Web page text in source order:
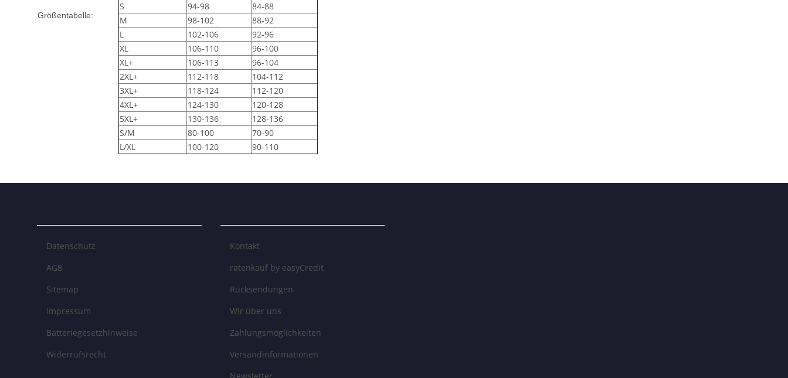
Größentabelle:
S
94-98
84-88
M
98-102
88-92
L
102-106
92-96
XL
106-110
96-100
XL+
106-113
96-104
2XL+
112-118
104-112
3XL+
118-124
112-120
4XL+
124-130
120-128
5XL+
130-136
128-136
S/M
80-100
70-90
L/XL
100-120 90-110
Datenschutz
AGB
Sitemap
Impressum
Batteriegesetzhinweise
Widerrufsrecht
Kontakt
ratenkauf by easyCredit
Rücksendungen
Wir über uns
Zahlungsmöglichkeiten
Versandinformationen